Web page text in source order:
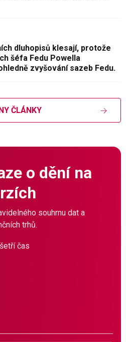
dluhopisů klesají, protože
šéfa Fedu Powella
zvyšování sazeb Fedu.
ČLÁNKY
o dění na
souhrnu dat a
trhů.
čas